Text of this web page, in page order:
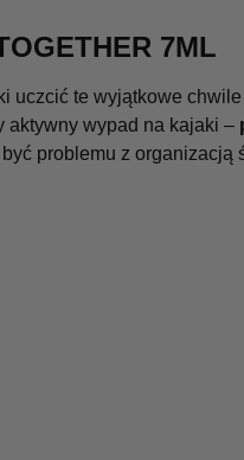
7ML
te wyjątkowe
aktywny wypad na kajaki –
problemu z